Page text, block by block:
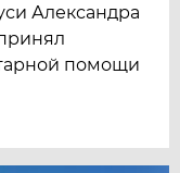
Александра
помощи